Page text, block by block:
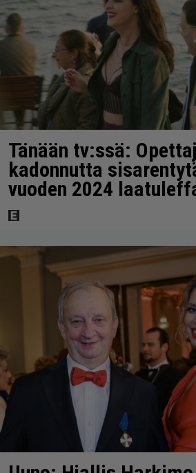
Tänään tv:ssä:
kadonnutta
vuoden 2024